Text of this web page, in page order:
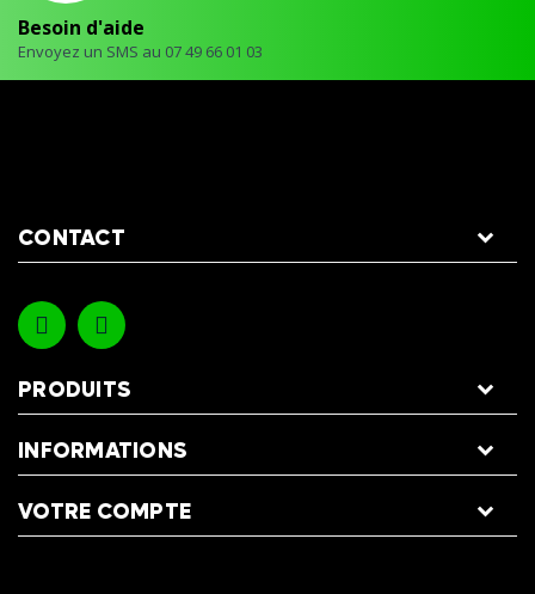
Besoin d'aide
Envoyez un SMS au 07 49 66 01 03
CONTACT
PRODUITS
INFORMATIONS
VOTRE COMPTE